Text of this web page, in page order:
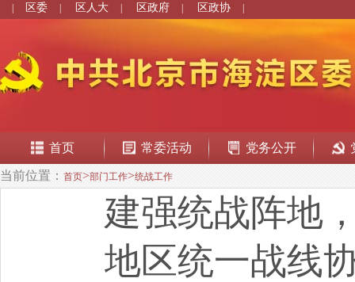
区委 区人大 区政府 区政协
首页 常委活动 党务公开
当前位置： 首页>部门工作>统战工作
建强统战阵地
地区统一战线